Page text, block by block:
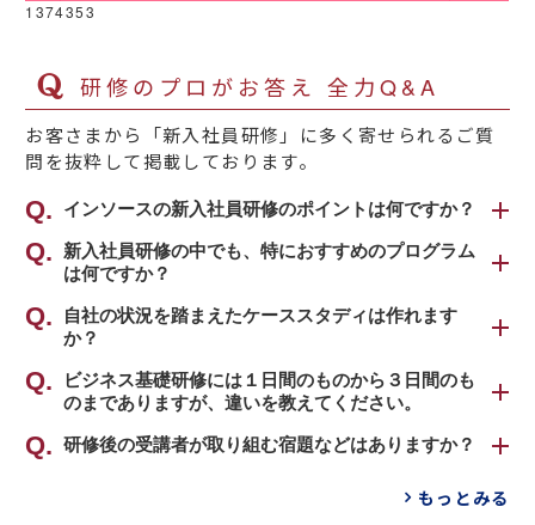
1374353
研修のプロがお答え 全力Q&A
お客さまから「新入社員研修」に多く寄せられるご質
問を抜粋して掲載しております。
インソースの新入社員研修のポイントは何ですか？
インソースの新入社員研修のポイントは４点ご
ざいます。
１．スキル重視の構成
スキル習得をより重視した構成です。「できる
ようになる→自信が持てる→仕事が楽しくなる
→もっとできるように頑張る」という好循環を
主体的に仕事に取り組めるようになることを目
新入社員研修の中でも、特におすすめのプログラム
は何ですか？
一番のおすすめは、「新入社員研修 ～ビジネ
ス基礎「チームで働ける新人になる編」（２日
間）」です。
冒頭で、社会人に求められる「意識」について
話応対など具体的なスキルについて学びます。
ルール、仕事の進め方の基本を身につけていた
自社の状況を踏まえたケーススタディは作れます
か？
可能でございます。
受講者が頭を悩ませがちなシーンや人事ご担当
者さまが想定されている課題をご教示いただく
ことで、貴社オリジナルのケーススタディを作
成いたします。一例として「自社方針で決まっ
ているフローでの電話応対」「具体的な業務に
ビジネス基礎研修には１日間のものから３日間のも
のまでありますが、違いを教えてください。
ビジネス基礎研修は２日間を標準としておりま
皆さま向けには、１日のダイジェスト版をおす
研修後の受講者が取り組む宿題などはありますか？
もっとみる